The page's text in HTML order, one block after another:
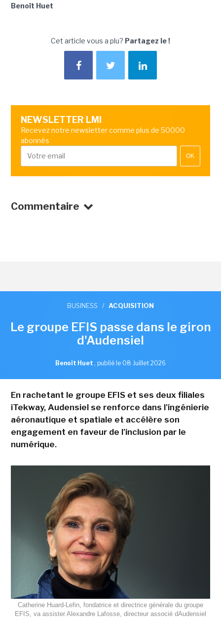
Benoît Huet
Cet article vous a plu? Partagez le !
NEWSLETTER LMI
Recevez notre newsletter comme plus de 50000
abonnés
OK
Commentaire
BUSINESS / ACQUISITION
Le groupe EFIS passe dans le giron
d'Audensiel
Benoît Huet , publié le 08 Juillet 2026
En rachetant le groupe EFIS et ses deux filiales
iTekway, Audensiel se renforce dans l'ingénierie
aéronautique et spatiale et accélère son
engagement en faveur de l'inclusion par le
numérique.
Catherine Huard-Lefin, fondatrice et directrice générale du groupe
EFIS, va assister Alexandre Lafosse, directeur associé dAudensiel